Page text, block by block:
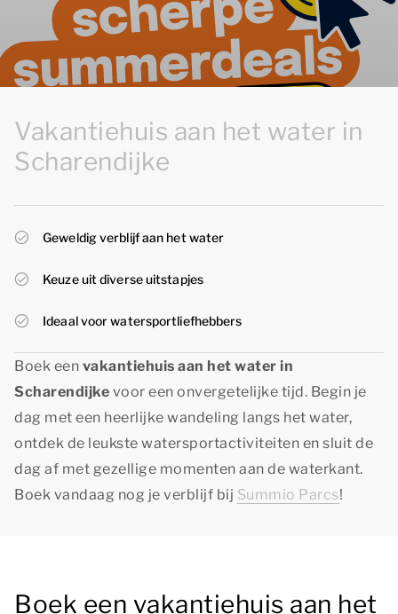
Vakantiehuis aan het water in
Scharendijke
Geweldig verblijf aan het water
Keuze uit diverse uitstapjes
Ideaal voor watersportliefhebbers
Boek een vakantiehuis aan het water in
Scharendijke voor een onvergetelijke tijd. Begin je
dag met een heerlijke wandeling langs het water,
ontdek de leukste watersportactiviteiten en sluit de
dag af met gezellige momenten aan de waterkant.
Boek vandaag nog je verblijf bij Summio Parcs!
Boek een vakantiehuis aan het